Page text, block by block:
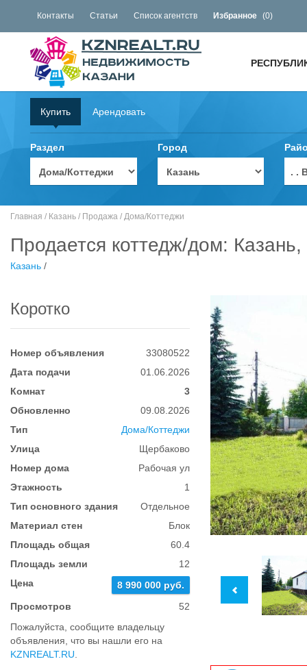
Контакты Статьи Список агентств Избранное (0)
Купить Арендовать
Раздел Город
. .
Главная / Казань / Продажа / Дома/Коттеджи
Продается коттедж/дом:
Казань /
Коротко
Номер объявления
33080522
Дата подачи
01.06.2026
Комнат
3
Обновленно
09.08.2026
Тип
Дома/Коттеджи
Улица
Щербаково
Номер дома
Рабочая ул
Этажность
1
Тип основного здания
Отдельное
Материал стен
Блок
Площадь общая
60.4
Площадь земли
12
Цена
8 990 000 руб.
Просмотров
52
Пожалуйста, сообщите владельцу
объявления, что вы нашли его на
KZNREALT.RU